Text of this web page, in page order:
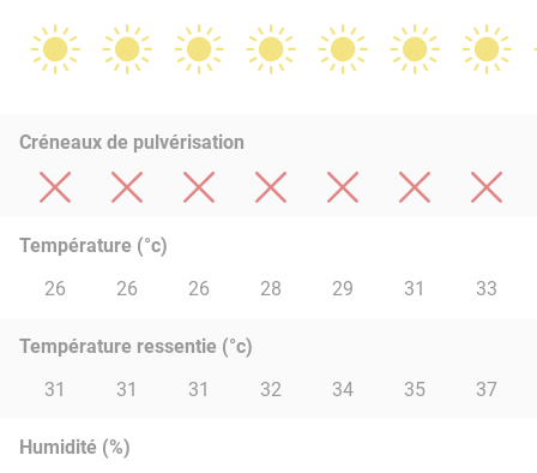
Créneaux de pulvérisation
Température (°c)
26
26 26 28 29 31 33
Température ressentie (°c)
31
31 31 32 34 35 37
Humidité (%)